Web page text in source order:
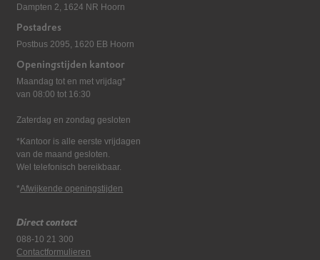
Dampten 2, 1624 NR Hoorn
Postadres
Postbus 2095, 1620 EB Hoorn
Openingstijden kantoor
Maandag tot en met vrijdag*
van 08:00 tot 16:30
Zaterdag en zondag gesloten
*Kantoor is alle eerste vrijdagen
van de maand gesloten.
Wel telefonisch bereikbaar.
*Afwijkende openingstijden
Direct contact
088-10 21 300
Contactformulieren